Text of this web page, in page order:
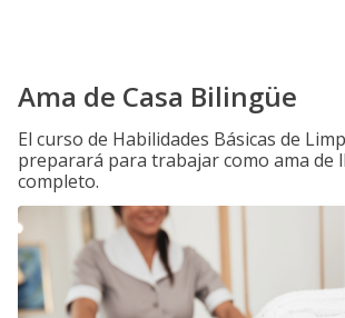
Ama de Casa Bilingüe
El curso de Habilidades Básicas de
preparará para trabajar como ama de
completo.